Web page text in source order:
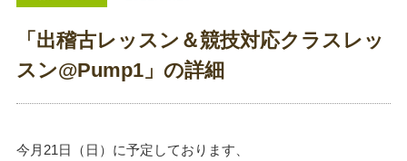
「出稽古レッスン＆競技対応クラスレッ
スン@Pump1」の詳細
今月21日（日）に予定しております、